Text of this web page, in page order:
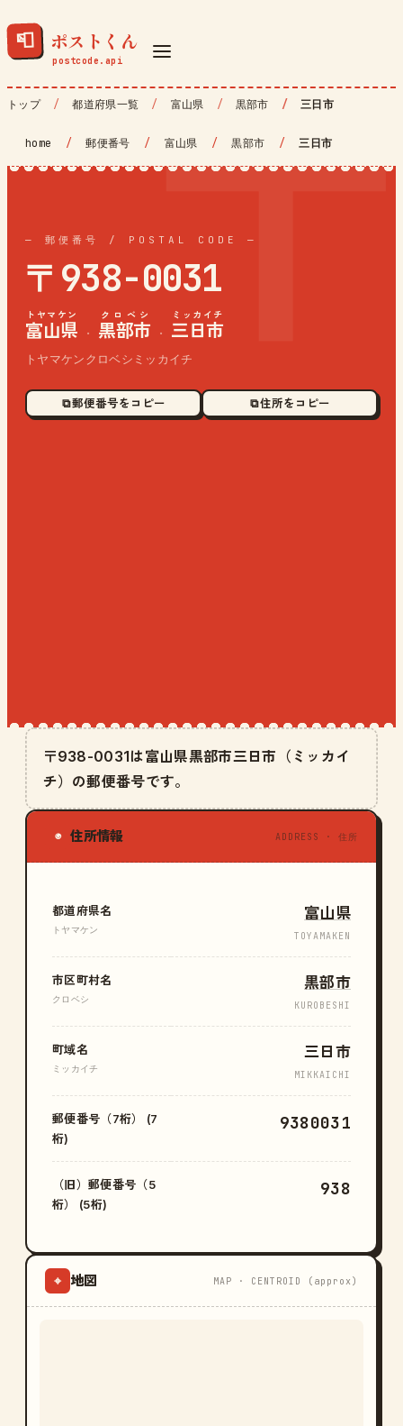
📮 ポストくん
トップ 都道府県一覧 富山県 黒部市 三日市
home / 郵便番号 / 富山県 / 黒部市 / 三日市
— 郵便番号 / POSTAL CODE —
〒938-0031
富山県
トヤマケン
· 黒部市
クロベシ
· 三日市
ミッカイチ
トヤマケンクロベシミッカイチ
⧉ 郵便番号をコピー ⧉ 住所をコピー
〒938-0031は富山県黒部市三日市（ミッカイ
チ）の郵便番号です。
◉ 住所情報 ADDRESS · 住所
都道府県名
トヤマケン
富山県
TOYAMAKEN
市区町村名
クロベシ
黒部市
KUROBESHI
町域名
ミッカイチ
三日市
MIKKAICHI
郵便番号（7桁） (7
桁)
9380031
（旧）郵便番号（5
桁） (5桁)
938
⌖ 地図 MAP · CENTROID (approx)